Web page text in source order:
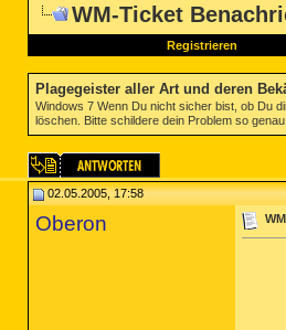
WM-Ticket
Registrieren
Plagegeister aller Art und deren
Windows 7 Wenn Du nicht sicher bist, ob Du
löschen. Bitte schildere dein Problem so
02.05.2005, 17:58
Oberon